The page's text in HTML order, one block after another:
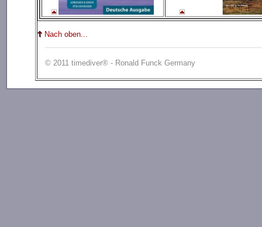
Nach oben...
© 2011 timediver® - Ronald Funck Germany